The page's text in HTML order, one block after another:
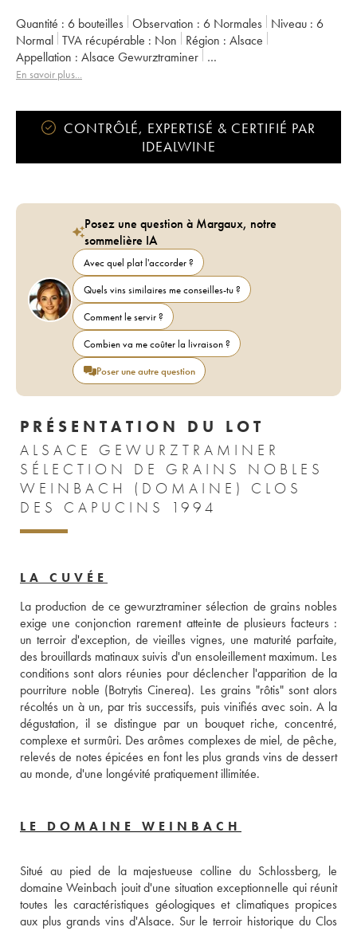
Quantité : 6 bouteilles Observation : 6 Normales Niveau : 6
Normal
TVA récupérable : non Région :
Alsace
Appellation :
Alsace Gewurztraminer
Propriétaire :
En savoir plus...
CONTRÔLÉ, EXPERTISÉ & CERTIFIÉ PAR
IDEALWINE
Posez une question à Margaux, notre
sommelière IA
Avec quel plat l'accorder ?
Quels vins similaires me conseilles-tu ?
Comment le servir ?
Combien va me coûter la livraison ?
Poser une autre question
PRÉSENTATION DU LOT
ALSACE GEWURZTRAMINER
SÉLECTION DE GRAINS NOBLES
WEINBACH (DOMAINE) CLOS
DES CAPUCINS 1994
LA CUVÉE
La production de ce gewurztraminer sélection de grains nobles
exige une conjonction rarement atteinte de plusieurs facteurs :
un terroir d'exception, de vieilles vignes, une maturité parfaite,
des brouillards matinaux suivis d'un ensoleillement maximum. Les
conditions sont alors réunies pour déclencher l'apparition de la
pourriture noble (Botrytis Cinerea). Les grains "rôtis" sont alors
récoltés un à un, par tris successifs, puis vinifiés avec soin. A la
dégustation, il se distingue par un bouquet riche, concentré,
complexe et surmûri. Des arômes complexes de miel, de pêche,
relevés de notes épicées en font les plus grands vins de dessert
au monde, d'une longévité pratiquement illimitée.
LE DOMAINE WEINBACH
Situé au pied de la majestueuse colline du Schlossberg, le
domaine Weinbach jouit d'une situation exceptionnelle qui réunit
toutes les caractéristiques géologiques et climatiques propices
aux plus grands vins d'Alsace. Sur le terroir historique du Clos